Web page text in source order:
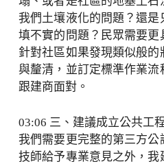
我們土壤液化的問題？還是
填不實的問題？民眾需要更
針對社區如果發現類似般
與釐清，並訂定標準作業
跟建商面對。
03:06 三、建議成立公共工
我們需要更完整的第三方
技師給予專業意見之外，